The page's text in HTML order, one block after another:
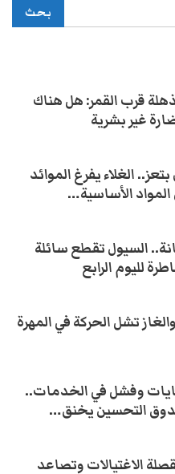
قرب القمر: هل هناك
غير بشرية
الغلاء يفرغ الموائد
الأساسية…
السيول تقطع سائلة
لليوم الرابع
تشل الحركة في المهرة
وفشل في الخدمات..
التحسين يخنق…
الاغتيالات وتصاعد